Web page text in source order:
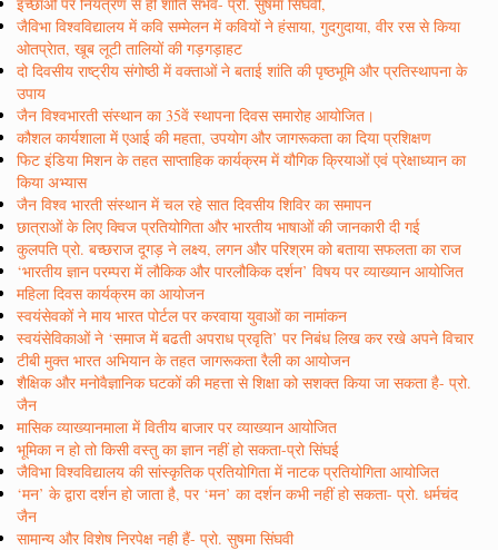
जैविभा विश्वविद्यालय में कवि सम्मेलन में कवियों ने हंसाया, गुदगुदाया, वीर रस से किया
ओतप्रेात, खूब लूटी तालियों की गड़गड़ाहट
दो दिवसीय राष्ट्रीय संगोष्ठी में वक्ताओं ने बताई शांति की पृष्ठभूमि और प्रतिस्थापना के
उपाय
जैन विश्वभारती संस्थान का 35वें स्थापना दिवस समारोह आयोजित।
कौशल कार्यशाला में एआई की महता, उपयोग और जागरूकता का दिया प्रशिक्षण
फिट इंडिया मिशन के तहत साप्ताहिक कार्यक्रम में यौगिक क्रियाओं एवं प्रेक्षाध्यान का
किया अभ्यास
जैन विश्व भारती संस्थान में चल रहे सात दिवसीय शिविर का समापन
छात्राओं के लिए क्विज प्रतियोगिता और भारतीय भाषाओं की जानकारी दी गई
कुलपति प्रो. बच्छराज दूगड़ ने लक्ष्य, लगन और परिश्रम को बताया सफलता का राज
‘भारतीय ज्ञान परम्परा में लौकिक और पारलौकिक दर्शन’ विषय पर व्याख्यान आयोजित
महिला दिवस कार्यक्रम का आयोजन
स्वयंसेवकों ने माय भारत पोर्टल पर करवाया युवाओं का नामांकन
स्वयंसेविकाओं ने ‘समाज में बढती अपराध प्रवृति’ पर निबंध लिख कर रखे अपने विचार
टीबी मुक्त भारत अभियान के तहत जागरूकता रैली का आयोजन
शैक्षिक और मनोवैज्ञानिक घटकों की महत्ता से शिक्षा को सशक्त किया जा सकता है- प्रो.
जैन
मासिक व्याख्यानमाला में वितीय बाजार पर व्याख्यान आयोजित
भूमिका न हो तो किसी वस्तु का ज्ञान नहीं हो सकता-प्रो सिंघई
जैविभा विश्वविद्यालय की सांस्कृतिक प्रतियोगिता में नाटक प्रतियोगिता आयोजित
‘मन’ के द्वारा दर्शन हो जाता है, पर ‘मन’ का दर्शन कभी नहीं हो सकता- प्रो. धर्मचंद
जैन
सामान्य और विशेष निरपेक्ष नही हैं- प्रो. सुषमा सिंघवी